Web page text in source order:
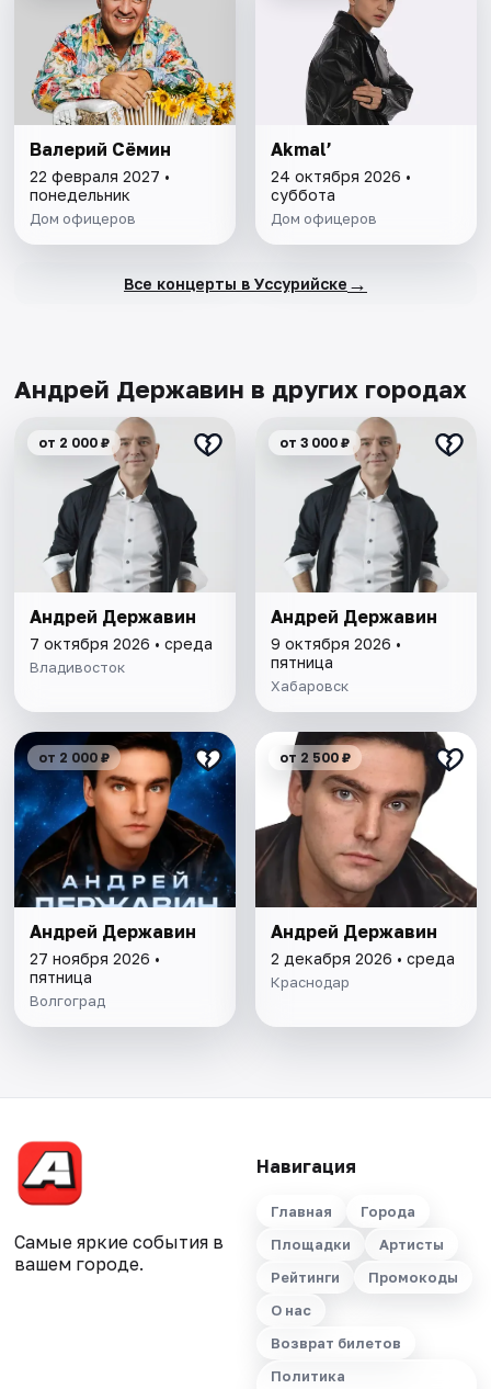
Валерий Сёмин
22 февраля 2027 •
понедельник
Дом офицеров
Akmal’
24 октября 2026 •
суббота
Дом офицеров
Все концерты в Уссурийске →
Андрей Державин в других городах
от 2 000 ₽
Андрей Державин
7 октября 2026 • среда
Владивосток
от 3 000 ₽
Андрей Державин
9 октября 2026 •
пятница
Хабаровск
от 2 000 ₽
Андрей Державин
27 ноября 2026 •
пятница
Волгоград
от 2 500 ₽
Андрей Державин
2 декабря 2026 • среда
Краснодар
Самые яркие события в
вашем городе.
Навигация
Главная
Города
Площадки
Артисты
Рейтинги
Промокоды
О нас
Возврат билетов
Политика